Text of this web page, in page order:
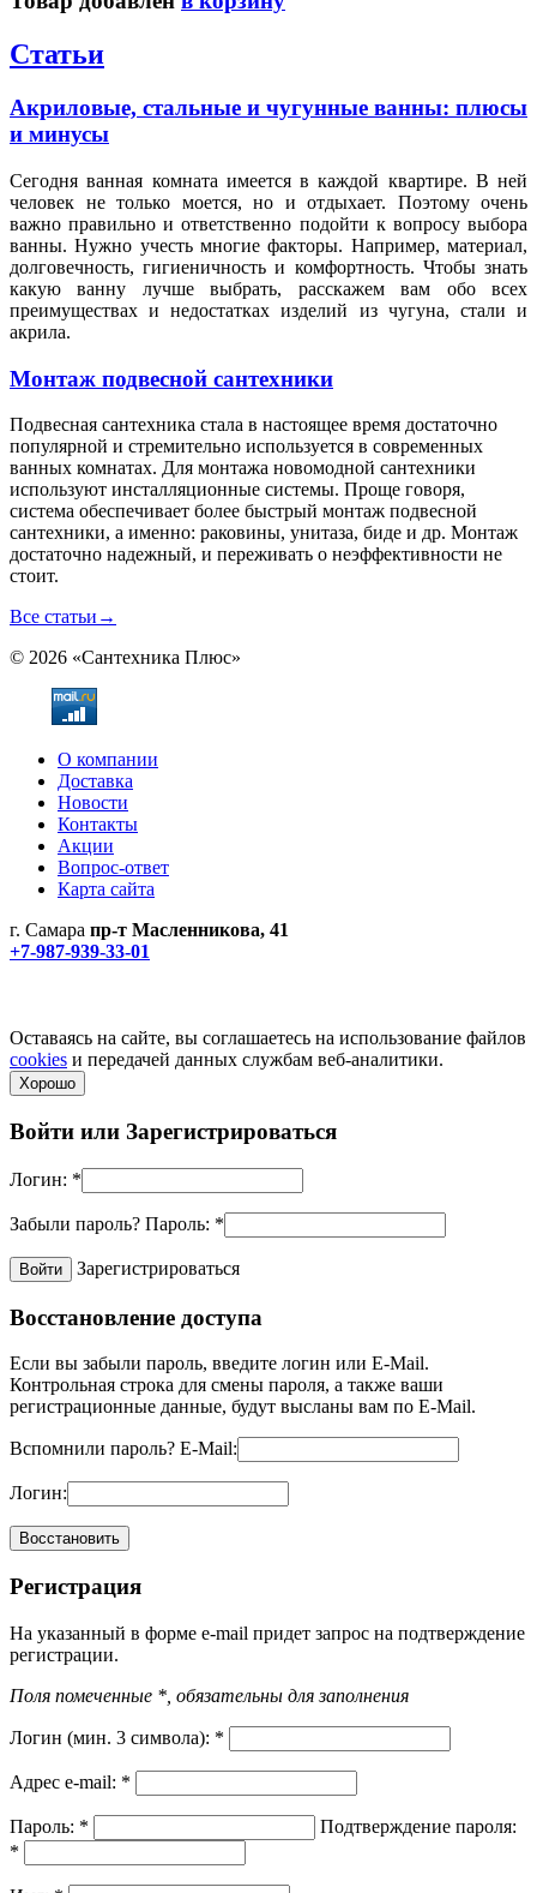
Статьи
Акриловые, стальные и чугунные ванны: плюсы
и минусы
Сегодня ванная комната имеется в каждой квартире. В ней
человек не только моется, но и отдыхает. Поэтому очень
важно правильно и ответственно подойти к вопросу выбора
ванны. Нужно учесть многие факторы. Например, материал,
долговечность, гигиеничность и комфортность. Чтобы знать
какую ванну лучше выбрать, расскажем вам обо всех
преимуществах и недостатках изделий из чугуна, стали и
акрила.
Монтаж подвесной сантехники
Подвесная сантехника стала в настоящее время достаточно
популярной и стремительно используется в современных
ванных комнатах. Для монтажа новомодной сантехники
используют инсталляционные системы. Проще говоря,
система обеспечивает более быстрый монтаж подвесной
сантехники, а именно: раковины, унитаза, биде и др. Монтаж
достаточно надежный, и переживать о неэффективности не
стоит.
Все статьи →
© 2026 «Сантехника Плюс»
О компании
Доставка
Новости
Контакты
Акции
Вопрос-ответ
Карта сайта
г. Самара пр-т Масленникова, 41
+7-987-939-33-01
Оставаясь на сайте, вы соглашаетесь на использование файлов
cookies и передачей данных службам веб-аналитики.
Хорошо
Войти или Зарегистрироваться
Логин: *
Забыли пароль? Пароль: *
Зарегистрироваться
Восстановление доступа
Если вы забыли пароль, введите логин или E-Mail.
Контрольная строка для смены пароля, а также ваши
регистрационные данные, будут высланы вам по E-Mail.
Вспомнили пароль? E-Mail:
Логин:
Регистрация
На указанный в форме e-mail придет запрос на подтверждение
регистрации.
Поля помеченные *, обязательны для заполнения
Логин (мин. 3 символа): *
Адрес e-mail: *
Пароль: *
Подтверждение пароля:
*